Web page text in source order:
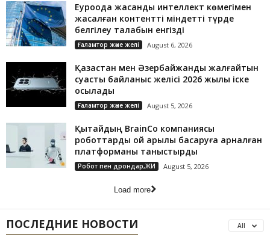
Еуроодақ жасанды интеллект көмегімен
жасалған контентті міндетті түрде
белгілеу талабын енгізді
Ғаламтор және желі August 6, 2026
Қазақстан мен Әзербайжанды жалғайтын
суасты байланыс желісі 2026 жылы іске
қосылады
Ғаламтор және желі August 5, 2026
Қытайдың BrainCo компаниясы
роботтарды ой арқылы басқаруға арналған
платформаны таныстырды
Робот пен дрондар,ЖИ August 5, 2026
Load more
ПОСЛЕДНИЕ НОВОСТИ All